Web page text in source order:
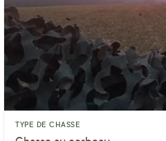
TYPE DE CHASSE